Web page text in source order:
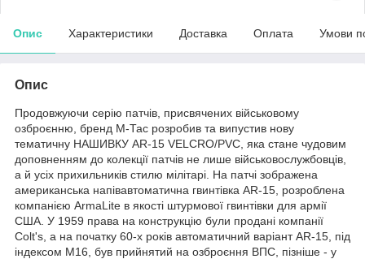
Опис Характеристики Доставка Оплата Умови
Опис
Продовжуючи серію патчів, присвячених військовому
озброєнню, бренд М-Тас розробив та випустив нову
тематичну НАШИВКУ AR-15 VELCRO/PVC, яка стане чудовим
доповненням до колекції патчів не лише військовослужбовців,
а й усіх прихильників стилю мілітарі. На патчі зображена
американська напівавтоматична гвинтівка AR-15, розроблена
компанією ArmaLite в якості штурмової гвинтівки для армії
США. У 1959 права на конструкцію були продані компанії
Colt's, а на початку 60-х років автоматичний варіант AR-15, під
індексом М16, був прийнятий на озброєння ВПС, пізніше - у